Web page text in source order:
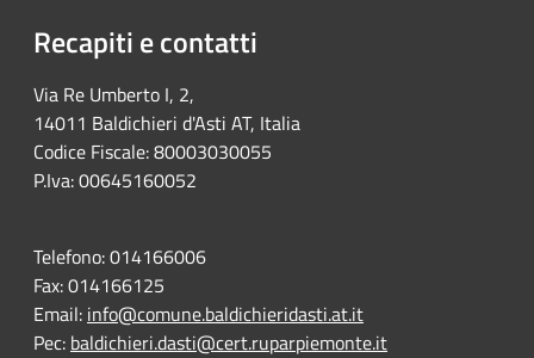
Recapiti e contatti
Via Re Umberto I, 2,
14011 Baldichieri d'Asti AT, Italia
Codice Fiscale: 80003030055
P.Iva: 00645160052
Telefono:014166006
Fax:014166125
Email: info@comune.baldichieridasti.at.it
Pec: baldichieri.dasti@cert.ruparpiemonte.it